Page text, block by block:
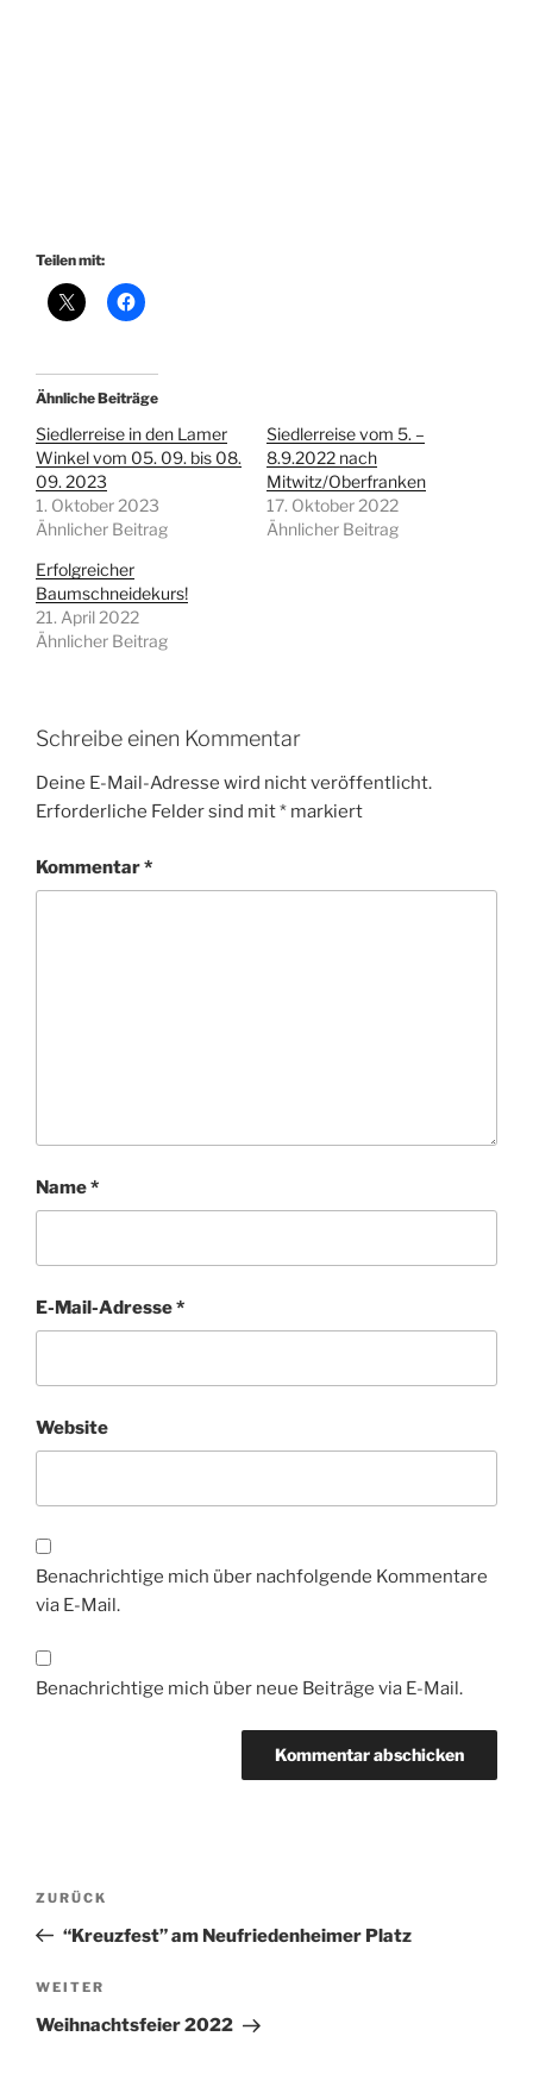
Teilen mit:
Ähnliche Beiträge
Siedlerreise in den Lamer
Winkel vom 05. 09. bis 08.
09. 2023
1. Oktober 2023
Ähnlicher Beitrag
Siedlerreise vom 5. –
8.9.2022 nach
Mitwitz/Oberfranken
17. Oktober 2022
Ähnlicher Beitrag
Erfolgreicher
Baumschneidekurs!
21. April 2022
Ähnlicher Beitrag
Schreibe einen Kommentar
Deine E-Mail-Adresse wird nicht veröffentlicht.
Erforderliche Felder sind mit* markiert
Kommentar*
Name*
E-Mail-Adresse*
Website
Benachrichtige mich über nachfolgende Kommentare
via E-Mail.
Benachrichtige mich über neue Beiträge via E-Mail.
Beitragsnavigation
Vorheriger
Beitrag
ZURÜCK
“Kreuzfest” am Neufriedenheimer Platz
Nächster
Beitrag
WEITER
Weihnachtsfeier 2022